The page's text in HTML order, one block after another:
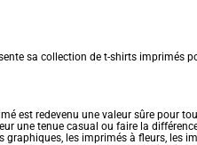
sa collection de t-shirts imprimés
est redevenu une valeur sûre pour
une tenue casual ou faire la
graphiques, les imprimés à fleurs, les